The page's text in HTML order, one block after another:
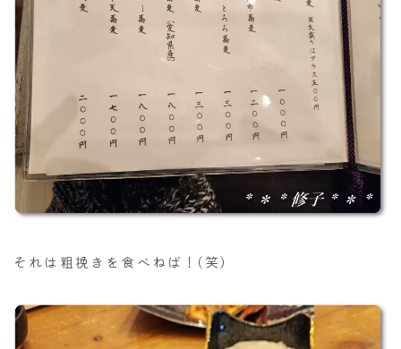
それは粗挽きを食べねば！(笑)